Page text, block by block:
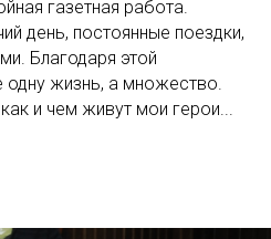
газетная работа.
день, постоянные поездки,
Благодаря этой
жизнь, а множество.
и чем живут мои герои...